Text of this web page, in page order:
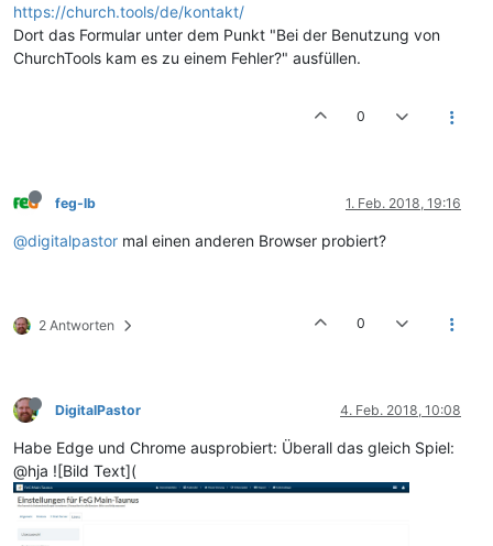
https://church.tools/de/kontakt/
Dort das Formular unter dem Punkt "Bei der Benutzung von
ChurchTools kam es zu einem Fehler?" ausfüllen.
0
feg-lb 1. Feb. 2018, 19:16
@digitalpastor mal einen anderen Browser probiert?
2 Antworten 0
DigitalPastor 4. Feb. 2018, 10:08
Habe Edge und Chrome ausprobiert: Überall das gleich Spiel:
@hja ![Bild Text](